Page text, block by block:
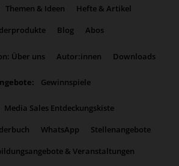
Themen & Ideen
Hefte & Artikel
Blog Abos
Über uns Autor:innen Downloads
Gewinnspiele
Media Sales Entdeckungskiste
WhatsApp
Stellenangebote
& Veranstaltungen